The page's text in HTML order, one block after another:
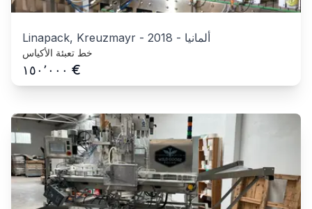
Linapack, Kreuzmayr - 2018 - ألمانيا
خط تعبئة الأكياس
١٥٠٬٠٠٠ €